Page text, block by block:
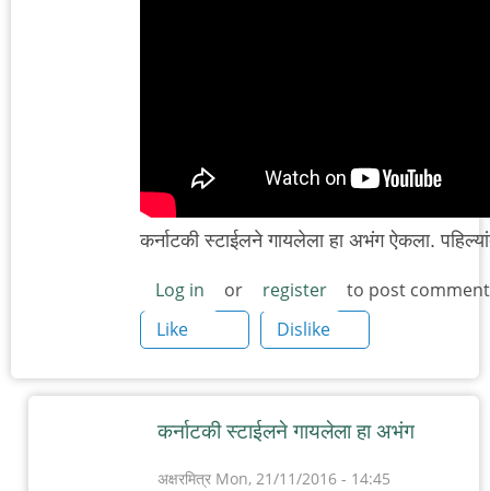
कर्नाटकी स्टाईलने गायलेला हा अभंग ऐकला.
Log in or register
to post
Like
Dislike
कर्नाटकी स्टाईलने गायलेला हा अभंग
अक्षरमित्र Mon, 21/11/2016 - 14:45